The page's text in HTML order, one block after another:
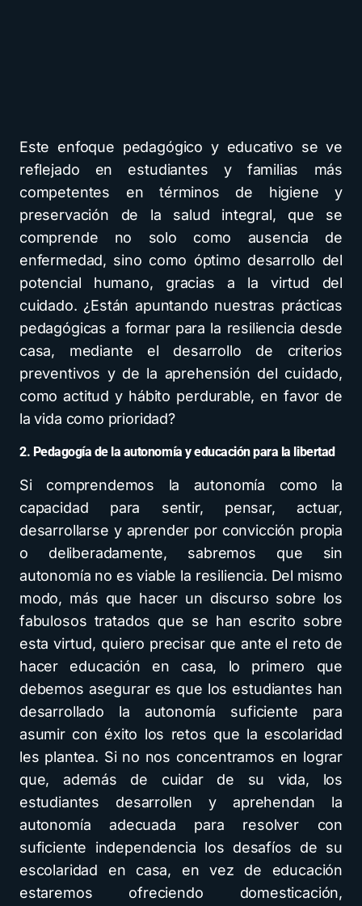
Este enfoque pedagógico y educativo se ve
reflejado en estudiantes y familias más
competentes en términos de higiene y
preservación de la salud integral, que se
comprende no solo como ausencia de
enfermedad, sino como óptimo desarrollo del
potencial humano, gracias a la virtud del
cuidado. ¿Están apuntando nuestras prácticas
pedagógicas a formar para la resiliencia desde
casa, mediante el desarrollo de criterios
preventivos y de la aprehensión del cuidado,
como actitud y hábito perdurable, en favor de
la vida como prioridad?
2. Pedagogía de la autonomía y educación para la libertad
Si comprendemos la autonomía como la
capacidad para sentir, pensar, actuar,
desarrollarse y aprender por convicción propia
o deliberadamente, sabremos que sin
autonomía no es viable la resiliencia. Del mismo
modo, más que hacer un discurso sobre los
fabulosos tratados que se han escrito sobre
esta virtud, quiero precisar que ante el reto de
hacer educación en casa, lo primero que
debemos asegurar es que los estudiantes han
desarrollado la autonomía suficiente para
asumir con éxito los retos que la escolaridad
les plantea. Si no nos concentramos en lograr
que, además de cuidar de su vida, los
estudiantes desarrollen y aprehendan la
autonomía adecuada para resolver con
suficiente independencia los desafíos de su
escolaridad en casa, en vez de educación
estaremos ofreciendo domesticación,